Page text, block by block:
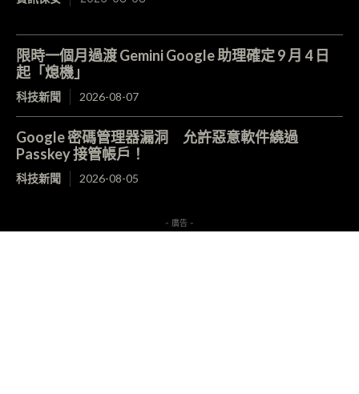
限時一個月過渡 Gemini Google 助理確定 9 月 4 日
起「熄機」
科技新聞 2026-08-07
Google 密碼管理器漏洞 允許惡意軟件繞過
Passkey 接管帳戶！
科技新聞 2026-08-05
- 廣告 -